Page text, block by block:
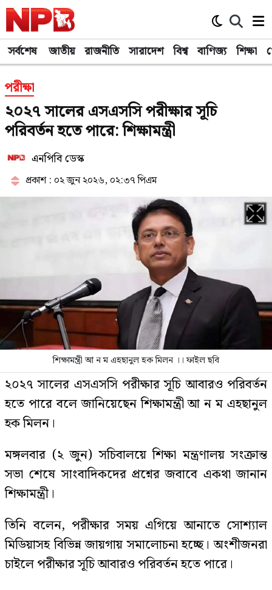
সর্বশেষ জাতীয় রাজনীতি সারাদেশ বিশ্ব বাণিজ্য শিক্ষা
পরীক্ষা
২০২৭ সালের এসএসসি পরীক্ষার সূচি
পরিবর্তন হতে পারে: শিক্ষামন্ত্রী
এনপিবি ডেস্ক
প্রকাশ : ০২ জুন ২০২৬, ০২:৩৭ পিএম
শিক্ষামন্ত্রী আ ন ম এহছানুল হক মিলন ।। ফাইল ছবি
২০২৭ সালের এসএসসি পরীক্ষার সূচি আবারও পরিবর্তন
হতে পারে বলে জানিয়েছেন শিক্ষামন্ত্রী আ ন ম এহছানুল
হক মিলন।
মঙ্গলবার (২ জুন) সচিবালয়ে শিক্ষা মন্ত্রণালয় সংক্রান্ত
সভা শেষে সাংবাদিকদের প্রশ্নের জবাবে একথা জানান
শিক্ষামন্ত্রী।
তিনি বলেন, পরীক্ষার সময় এগিয়ে আনাতে সোশ্যাল
মিডিয়াসহ বিভিন্ন জায়গায় সমালোচনা হচ্ছে। অংশীজনরা
চাইলে পরীক্ষার সূচি আবারও পরিবর্তন হতে পারে।